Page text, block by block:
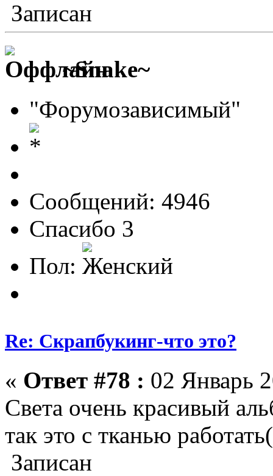
Записан
~Snake~
"Форумозависимый"
Сообщений: 4946
Спасибо 3
Пол:
Re: Скрапбукинг-что это?
« Ответ #78 : 02 Январь
Света очень красивый
так это с тканью
Записан